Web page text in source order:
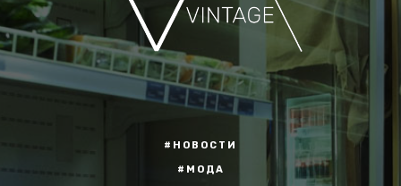
#НОВОСТИ
#МОДА